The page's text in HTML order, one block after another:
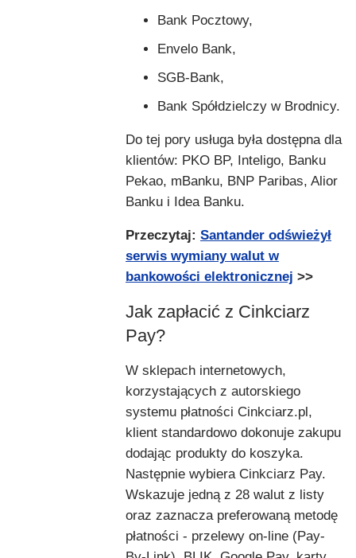
Bank Pocztowy,
Envelo Bank,
SGB-Bank,
Bank Spółdzielczy w Brodnicy.
Do tej pory usługa była dostępna dla
klientów: PKO BP, Inteligo, Banku
Pekao, mBanku, BNP Paribas, Alior
Banku i Idea Banku.
Przeczytaj: Santander odświeżył
serwis wymiany walut w
bankowości elektronicznej >>
Jak zapłacić z Cinkciarz
Pay?
W sklepach internetowych,
korzystających z autorskiego
systemu płatności Cinkciarz.pl,
klient standardowo dokonuje zakupu
dodając produkty do koszyka.
Następnie wybiera Cinkciarz Pay.
Wskazuje jedną z 28 walut z listy
oraz zaznacza preferowaną metodę
płatności - przelewy on-line (Pay-